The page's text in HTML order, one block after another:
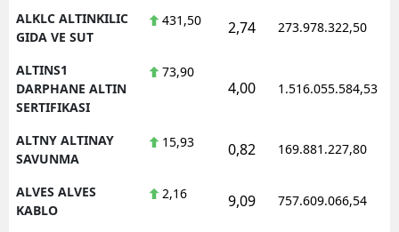
ALKLC ALTINKILIC
GIDA VE SUT
431,50 2,74 273.978.322,50
ALTINS1
DARPHANE ALTIN
SERTIFIKASI
73,90
4,00 1.516.055.584,53
ALTNY ALTINAY
SAVUNMA
15,93 0,82 169.881.227,80
ALVES ALVES
KABLO
2,16 9,09 757.609.066,54